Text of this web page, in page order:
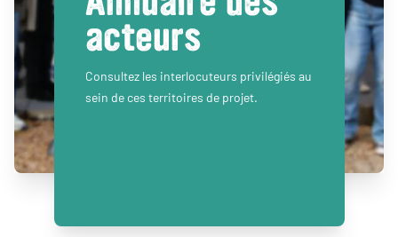
acteurs
Consultez les interlocuteurs privilégiés au
sein de ces territoires de projet.